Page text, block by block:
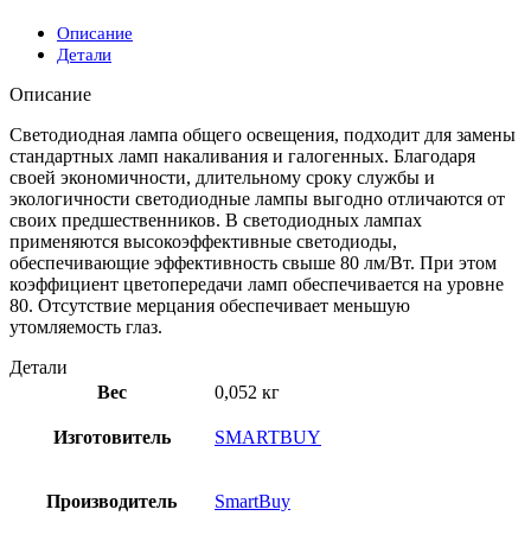
Описание
Детали
Описание
Светодиодная лампа общего освещения, подходит для замены
стандартных ламп накаливания и галогенных. Благодаря
своей экономичности, длительному сроку службы и
экологичности светодиодные лампы выгодно отличаются от
своих предшественников. В светодиодных лампах
применяются высокоэффективные светодиоды,
обеспечивающие эффективность свыше 80 лм/Вт. При этом
коэффициент цветопередачи ламп обеспечивается на уровне
80. Отсутствие мерцания обеспечивает меньшую
утомляемость глаз.
Детали
Вес
0,052 кг
Изготовитель SMARTBUY
Производитель SmartBuy